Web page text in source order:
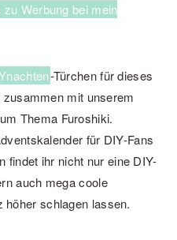
zu Werbung bei mein
-Türchen für dieses
mit unserem
Thema Furoshiki.
für DIY-Fans
findet ihr nicht nur eine DIY-
auch mega coole
höher schlagen lassen.